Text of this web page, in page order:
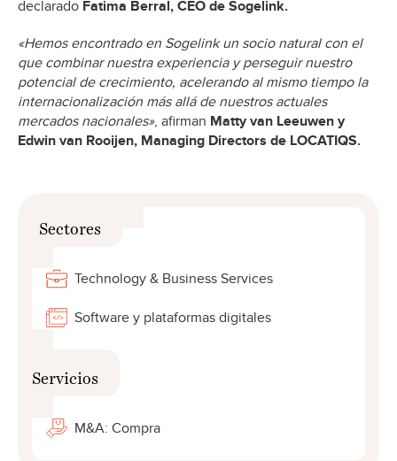
declarado Fatima Berral, CEO de Sogelink.
«Hemos encontrado en Sogelink un socio natural con el
que combinar nuestra experiencia y perseguir nuestro
potencial de crecimiento, acelerando al mismo tiempo la
internacionalización más allá de nuestros actuales
mercados nacionales», afirman Matty van Leeuwen y
Edwin van Rooijen, Managing Directors de LOCATIQS.
Sectores
Technology & Business Services
Software y plataformas digitales
Servicios
M&A: Compra